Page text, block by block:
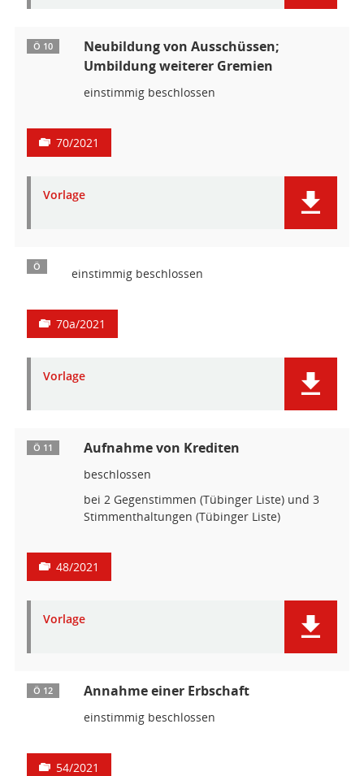
Ö 10
Neubildung von Ausschüssen;
Umbildung weiterer Gremien
einstimmig beschlossen
70/2021
Vorlage
Ö einstimmig beschlossen
70a/2021
Vorlage
Ö 11 Aufnahme von Krediten
beschlossen
bei 2 Gegenstimmen (Tübinger Liste) und 3
Stimmenthaltungen (Tübinger Liste)
48/2021
Vorlage
Ö 12 Annahme einer Erbschaft
einstimmig beschlossen
54/2021